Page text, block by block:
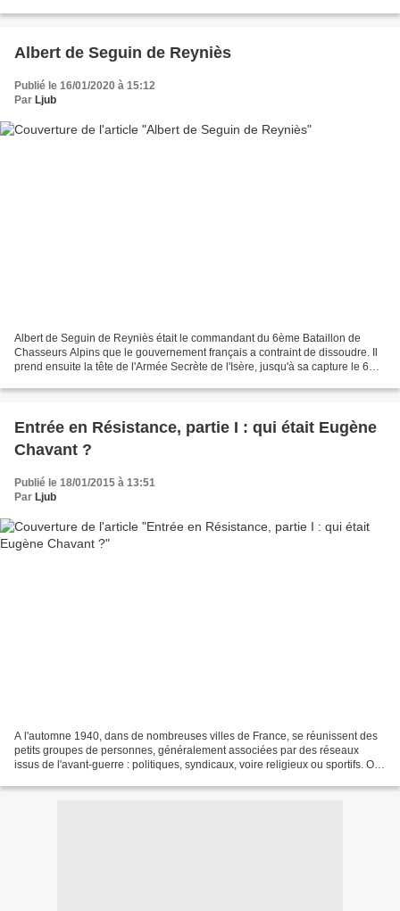
Albert de Seguin de Reyniès
Publié le 16/01/2020 à 15:12
Par Ljub
Albert de Seguin de Reyniès était le commandant du 6ème Bataillon de
Chasseurs Alpins que le gouvernement français a contraint de dissoudre. Il
prend ensuite la tête de l'Armée Secrète de l'Isère, jusqu'à sa capture le 6
Entrée en Résistance, partie I : qui était Eugène
Chavant ?
Publié le 18/01/2015 à 13:51
Par Ljub
A l'automne 1940, dans de nombreuses villes de France, se réunissent des
petits groupes de personnes, généralement associées par des réseaux
issus de l'avant-guerre : politiques, syndicaux, voire religieux ou sportifs. On